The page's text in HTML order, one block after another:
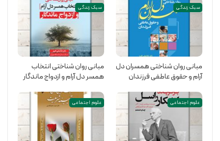
سبک زندگی
مبانی روان شناختی همسران دل
آرام و حقوق عاطفی فرزندان
سبک زندگی
مبانی روان شناختی انتخاب
همسر دل آرام و ازدواج ماندگار
علوم اجتماعی علوم اجتماعی